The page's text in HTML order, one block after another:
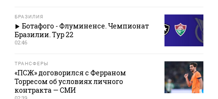
БРАЗИЛИЯ
Ботафого - Флуминенсе. Чемпионат
Бразилии. Тур 22
02:46
ТРАНСФЕРЫ
«ПСЖ» договорился с Ферраном
Торресом об условиях личного
контракта — СМИ